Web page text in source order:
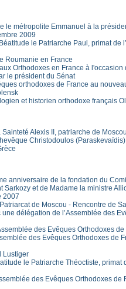
le métropolite Emmanuel à la
2009
le Patriarche Paul, primat de
Roumanie en France
Orthodoxes en France à l'occasion
le président du Sénat
orthodoxes de France au
et historien orthodoxe français
Alexis II, patriarche de
Christodoulos
anniversaire de la fondation du
et de Madame la ministre
2007
de Moscou - Rencontre de
délégation de l’Assemblée des
des Evêques Orthodoxes de
des Evêques Orthodoxes de
Lustiger
le Patriarche Théoctiste, primat
des Evêques Orthodoxes de